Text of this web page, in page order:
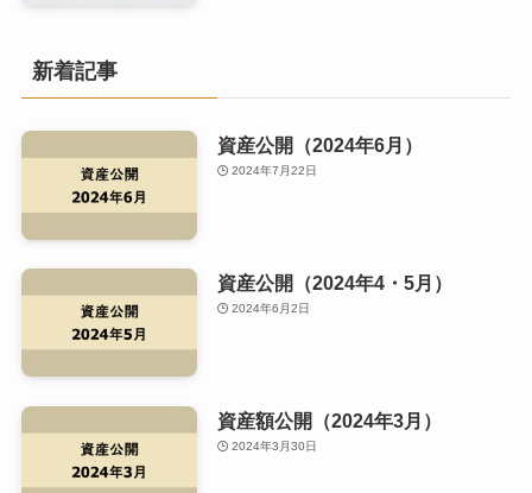
新着記事
資産公開（2024年6月）
2024年7月22日
資産公開（2024年4・5月）
2024年6月2日
資産額公開（2024年3月）
2024年3月30日